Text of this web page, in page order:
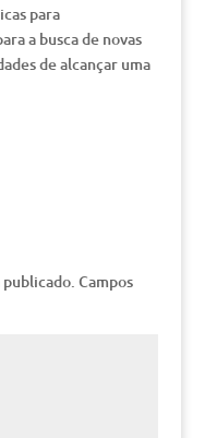
para
a busca de novas
de alcançar uma
publicado. Campos